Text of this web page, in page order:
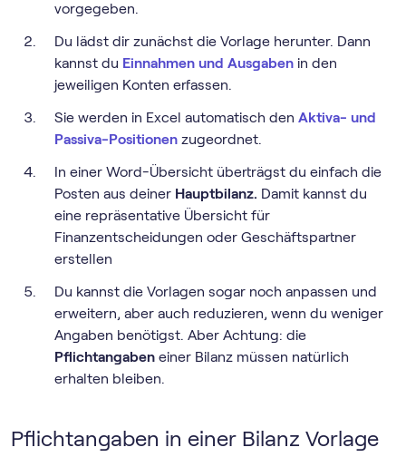
vorgegeben.
Du lädst dir zunächst die Vorlage herunter. Dann
kannst du Einnahmen und Ausgaben in den
jeweiligen Konten erfassen.
Sie werden in Excel automatisch den Aktiva- und
Passiva-Positionen zugeordnet.
In einer Word-Übersicht überträgst du einfach die
Posten aus deiner Hauptbilanz. Damit kannst du
eine repräsentative Übersicht für
Finanzentscheidungen oder Geschäftspartner
erstellen
Du kannst die Vorlagen sogar noch anpassen und
erweitern, aber auch reduzieren, wenn du weniger
Angaben benötigst. Aber Achtung: die
Pflichtangaben einer Bilanz müssen natürlich
erhalten bleiben.
Pflichtangaben in einer Bilanz Vorlage